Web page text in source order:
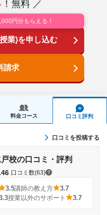
！無料 ／
円分もらえる！
業)を申し込む
請求
料金コース 口コミ評判
口コミを投稿する
校の口コミ・評判
口コミ数(63)
3.5講師の教え方
3.7
授業以外のサポート 3.7